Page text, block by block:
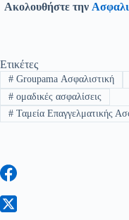
Ακολουθήστε την
Ετικέτες
#Groupama Ασφαλιστική
#ομαδικές ασφαλίσεις
#Ταμεία Επαγγελματικής